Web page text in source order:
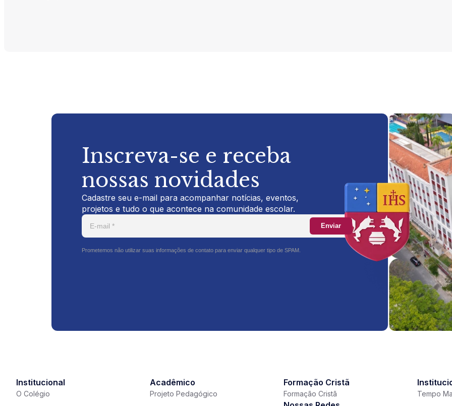
Inscreva-se e receba
nossas novidades
Cadastre seu e-mail para acompanhar notícias, eventos,
projetos e tudo o que acontece na comunidade escolar.
Enviar
Prometemos não utilizar suas informações de contato para enviar qualquer tipo de SPAM.
Institucional
O Colégio
Acadêmico
Projeto Pedagógico
Formação Cristã
Formação Cristã Tempo